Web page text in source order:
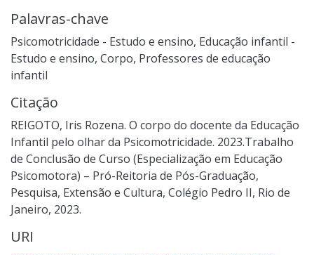
Palavras-chave
Psicomotricidade - Estudo e ensino, Educação infantil -
Estudo e ensino, Corpo, Professores de educação
infantil
Citação
REIGOTO, Iris Rozena. O corpo do docente da Educação
Infantil pelo olhar da Psicomotricidade. 2023.Trabalho
de Conclusão de Curso (Especialização em Educação
Psicomotora) – Pró-Reitoria de Pós-Graduação,
Pesquisa, Extensão e Cultura, Colégio Pedro II, Rio de
Janeiro, 2023.
URI